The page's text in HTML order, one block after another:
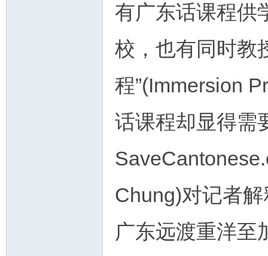
有广东话课程供
校，也有同时教
程”(Immersion
话课程却显得需
Chung)对记者
广东远渡重洋至